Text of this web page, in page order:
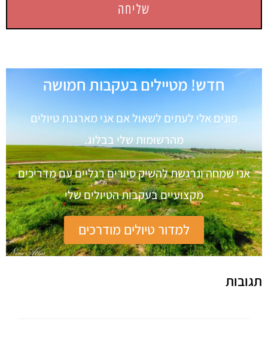
שליחה
חדש! מטיילים בעקבות חמושה
פונים אלי לעתים לשאול אם אני מארגנת טיולים
מהרשומות שלי בבלוג.
אני שמחה ונרגשת להשיק סיורים רגליים עם מדריכים
מקצועיים בעקבות הטיולים שלי
למדור טיולים מודרכים
תגובות